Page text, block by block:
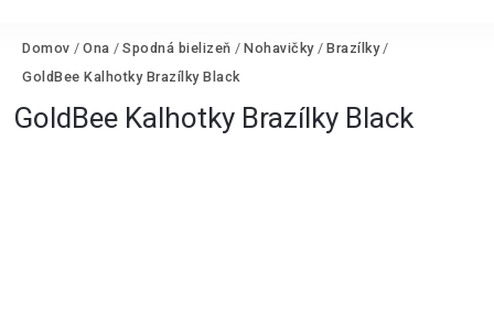
Domov / Ona / Spodná bielizeň / Nohavičky / Brazílky /
GoldBee Kalhotky Brazílky Black
GoldBee Kalhotky Brazílky Black